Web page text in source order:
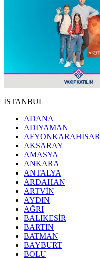
İSTANBUL
ADANA
ADIYAMAN
AFYONKARAHİSAR
AKSARAY
AMASYA
ANKARA
ANTALYA
ARDAHAN
ARTVİN
AYDIN
AĞRI
BALIKESİR
BARTIN
BATMAN
BAYBURT
BOLU